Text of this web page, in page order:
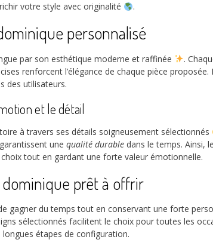
votre style avec originalité .
personnalisé
par son esthétique moderne et raffinée .
renforcent l’élégance de chaque pièce
des utilisateurs.
et le détail
à travers ses détails soigneusement sélectionnés
une qualité durable dans le temps. Ainsi,
tout en gardant une forte valeur émotionnelle.
prêt à offrir
gagner du temps tout en conservant une forte
sélectionnés facilitent le choix pour toutes les
étapes de configuration.